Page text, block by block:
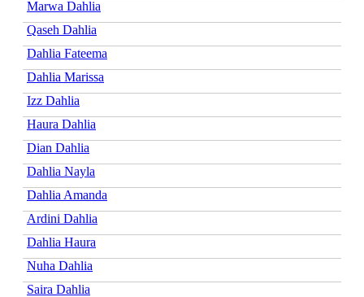
Marwa Dahlia
Qaseh Dahlia
Dahlia Fateema
Dahlia Marissa
Izz Dahlia
Haura Dahlia
Dian Dahlia
Dahlia Nayla
Dahlia Amanda
Ardini Dahlia
Dahlia Haura
Nuha Dahlia
Saira Dahlia